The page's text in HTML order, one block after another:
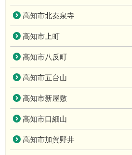
高知市北秦泉寺
高知市上町
高知市八反町
高知市五台山
高知市新屋敷
高知市口細山
高知市加賀野井